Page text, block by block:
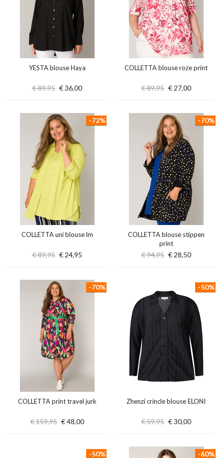
YESTA blouse Haya
€ 89,95 € 36,00
COLLETTA blouse roze print
€ 89,95 € 27,00
COLLETTA uni blouse lm
€ 89,95 € 24,95
-72%
COLLETTA blouse stippen
print
€ 94,95 € 28,50
-70%
COLLETTA print travel jurk
€ 159,95 € 48,00
-70%
Zhenzi crincle blouse ELONI
€ 59,95 € 30,00
-50%
-50% -60%